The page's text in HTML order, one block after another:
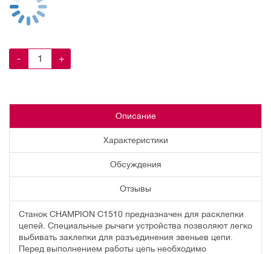
- +
Описание
Характеристики
Обсуждения
Отзывы
Станок CHAMPION C1510 предназначен для расклепки
цепей. Специальные рычаги устройства позволяют легко
выбивать заклепки для разъединения звеньев цепи.
Перед выполнением работы цепь необходимо